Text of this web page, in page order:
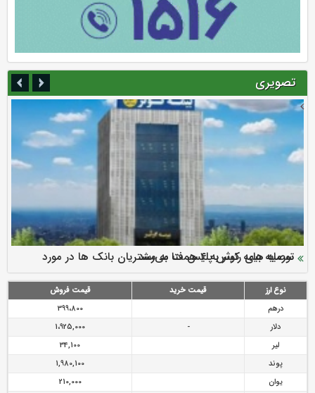
تصویری
ارزش سهام عدالت بالا رفت
سرمایه بیمه کوثر به ۴ همت می‌رسد
نود ثانیه با فولاد سنگان
تقدیر دبیرکل سندیکای بیمه گران ایران از اقدامات مدیرعامل بیمه
رازی
توصیه های رئیس پلیس فتا به مشتریان بانک ها در مورد
پیشگیری از سرقت های مجازی
نوع ارز قیمت خرید
قیمت فروش
درهم
399،800
دلار
-
1،925,000
لیر
34,100
پوند
1,980,100
یوان
210,000